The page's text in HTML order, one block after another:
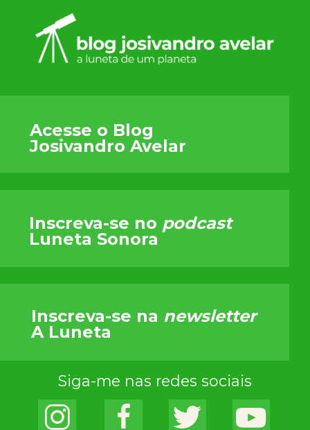
Inscreva-se no podcast
Luneta Sonora
Acesse o Blog
Josivandro Avelar
Inscreva-se na newsletter
A Luneta
Siga-me nas redes sociais